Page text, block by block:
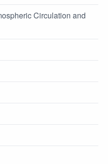
Circulation and